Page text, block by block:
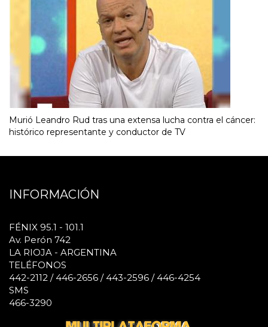
Murió Leandro Rud tras una extensa lucha contra el cáncer:
histórico representante y conductor de TV
INFORMACIÓN
FÉNIX 95.1 - 101.1
Av. Perón 742
LA RIOJA - ARGENTINA
TELÉFONOS
442-2112 / 446-2656 / 443-2596 / 446-4254
SMS
466-3290